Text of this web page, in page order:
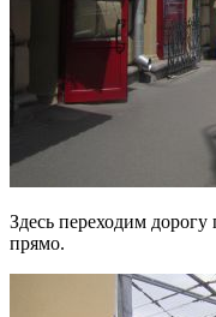
Здесь переходим
прямо.